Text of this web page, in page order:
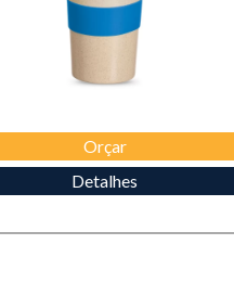
Orçar
Detalhes